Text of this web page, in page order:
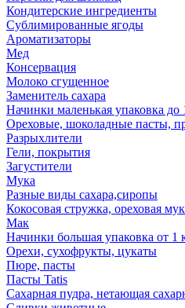
Кондитерские ингредиенты
Сублимированные ягоды
Ароматизаторы
Мед
Консервация
Молоко сгущенное
Заменитель сахара
Начинки маленькая упаковка до
Ореховые, шоколадные пасты,
Разрыхлители
Гели, покрытия
Загустители
Мука
Разные виды сахара,сиропы
Кокосовая стружка, ореховая
Мак
Начинки большая упаковка от 1
Орехи, сухофрукты, цукаты
Пюре, пасты
Пасты Tatis
Сахарная пудра, нетающая